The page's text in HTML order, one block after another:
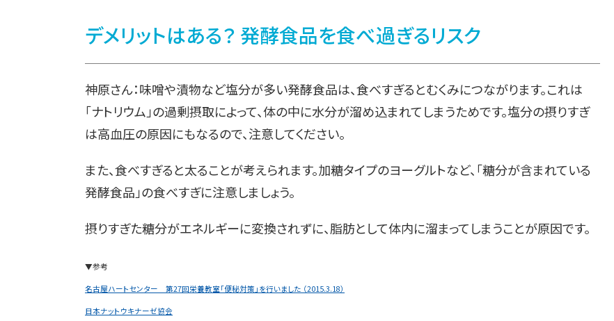
デメリットはある？ 発酵食品を食べ過ぎるリスク
神原さん：味噌や漬物など塩分が多い発酵食品は、食べすぎるとむくみにつながります。これは
「ナトリウム」の過剰摂取によって、体の中に水分が溜め込まれてしまうためです。塩分の摂りすぎ
は高血圧の原因にもなるので、注意してください。
また、食べすぎると太ることが考えられます。加糖タイプのヨーグルトなど、「糖分が含まれている
発酵食品」の食べすぎに注意しましょう。
摂りすぎた糖分がエネルギーに変換されずに、脂肪として体内に溜まってしまうことが原因です。
▼参考
名古屋ハートセンター 第27回栄養教室「便秘対策」を行いました （2015.3.18）
日本ナットウキナーゼ協会